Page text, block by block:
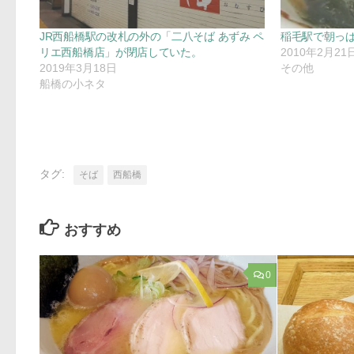
JR西船橋駅の改札の外の「二八そば あずみ ペ
リエ西船橋店」が閉店していた。
2019年3月18日
船橋の小ネタ
稲毛駅で朝っ
2010年2月21
その他
タグ: そば 西船橋
おすすめ
0